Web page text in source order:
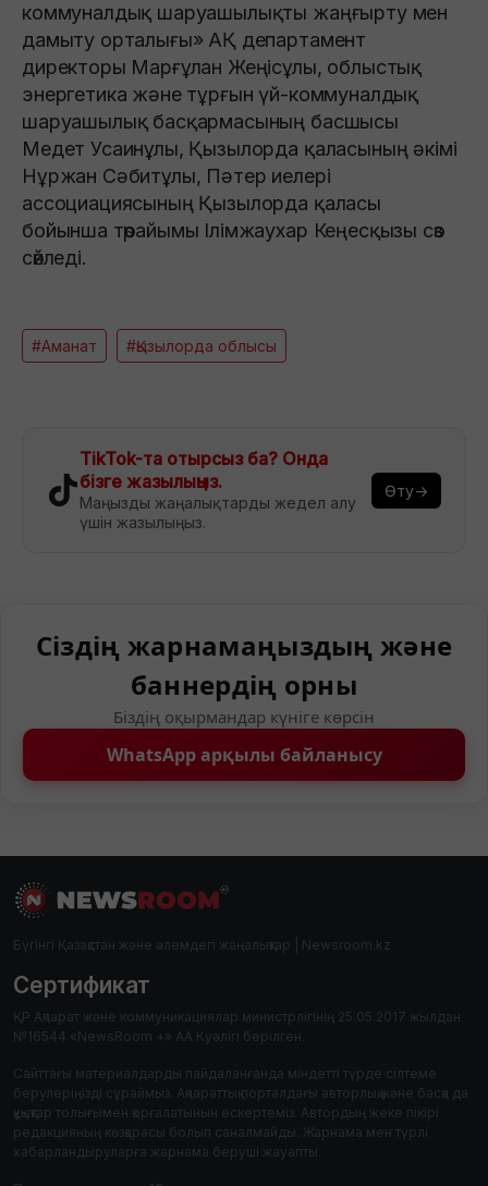
коммуналдық шаруашылықты жаңғырту мен
дамыту орталығы» АҚ департамент
директоры Марғұлан Жеңісұлы, облыстық
энергетика және тұрғын үй-коммуналдық
шаруашылық басқармасының басшысы
Медет Усаинұлы, Қызылорда қаласының әкімі
Нұржан Сәбитұлы, Пәтер иелері
ассоциациясының Қызылорда қаласы
бойынша төрайымы Ілімжаухар Кеңесқызы сөз
сөйледі.
#Аманат #Қызылорда облысы
TikTok-та отырсыз ба? Онда
бізге жазылыңыз.
Маңызды жаңалықтарды жедел алу
үшін жазылыңыз.
Өту→
Сіздің жарнамаңыздың және
баннердің орны
Біздің оқырмандар күніге көрсін
WhatsApp арқылы байланысу
Бүгінгі Қазақстан және әлемдегі жаңалықтар | Newsroom.kz
Сертификат
ҚР Ақпарат және коммуникациялар министрлігінің 25.05.2017 жылдан
№16544 «NewsRoom +» АА Куәлігі берілген.
Сайттағы материалдарды пайдаланғанда міндетті түрде сілтеме
берулеріңізді сұраймыз. Ақпараттық порталдағы авторлық және басқа да
құқықтар толығымен қорғалатынын ескертеміз. Автордың жеке пікірі
редакцияның көзқарасы болып саналмайды. Жарнама мен түрлі
хабарландыруларға жарнама беруші жауапты.